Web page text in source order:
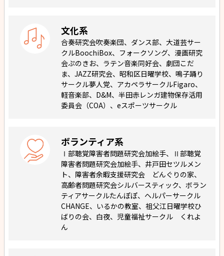
文化系
合奏研究会吹奏楽団、ダンス部、大道芸サー
クルBoochiBox、フォークソング、漫画研究
会ぷのきお、ラテン音楽同好会、劇団こだ
ま、JAZZ研究会、昭和区日曜学校、鳴子踊り
サークル夢人党、アカペラサークルFigaro、
軽音楽部、D&M、半田赤レンガ建物保存活用
委員会（COA）、eスポーツサークル
ボランティア系
Ⅰ部聴覚障害者問題研究会加絵手、Ⅱ部聴覚
障害者問題研究会加絵手、井戸田セツルメン
ト、障害者余暇支援研究会 どんぐりの家、
高齢者問題研究会シルバースティック、ボラン
ティアサークルたんぽぽ、ヘルパーサークル
CHANGE、いるかの教室、祖父江日曜学校ひ
ばりの会、白夜、児童福祉サークル くれよ
ん